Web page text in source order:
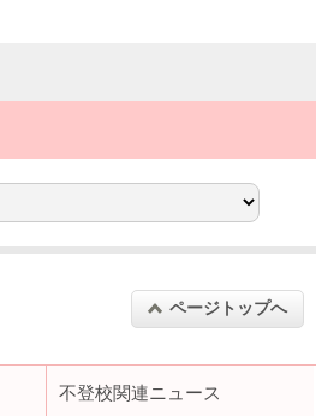
ページトップへ
不登校関連ニュース